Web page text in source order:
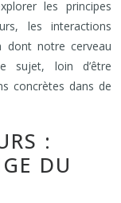
les principes
les interactions
dont notre cerveau
sujet, loin d’être
concrètes dans de
:
DU